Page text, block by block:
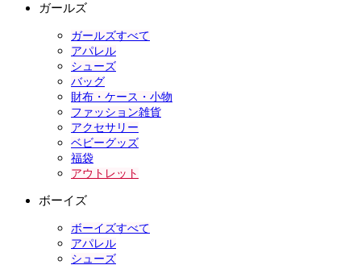
ガールズ
ガールズすべて
アパレル
シューズ
バッグ
財布・ケース・小物
ファッション雑貨
アクセサリー
ベビーグッズ
福袋
アウトレット
ボーイズ
ボーイズすべて
アパレル
シューズ